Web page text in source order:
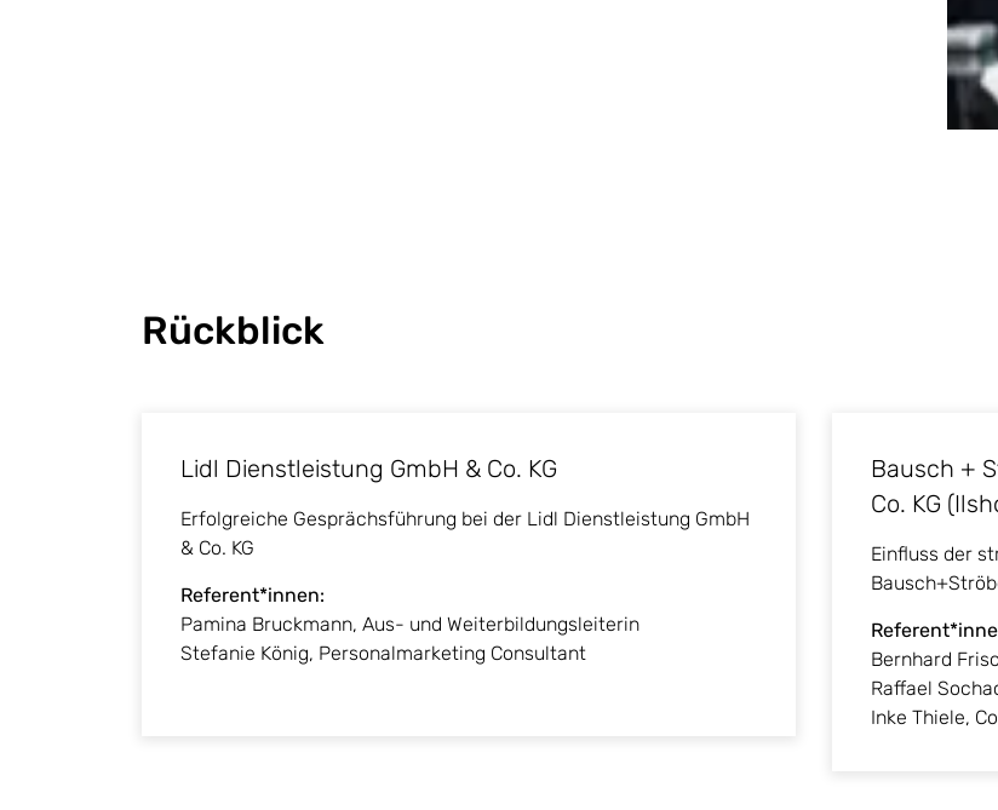
Rückblick
Lidl Dienstleistung GmbH & Co. KG
Erfolgreiche Gesprächsführung bei der Lidl Dienstleistung GmbH
& Co. KG
Referent*innen:
Pamina Bruckmann, Aus- und Weiterbildungsleiterin
Stefanie König, Personalmarketing Consultant
Bausch +
Co. KG
Einfluss der
Bernhard
Raffael
Inke Thiele,